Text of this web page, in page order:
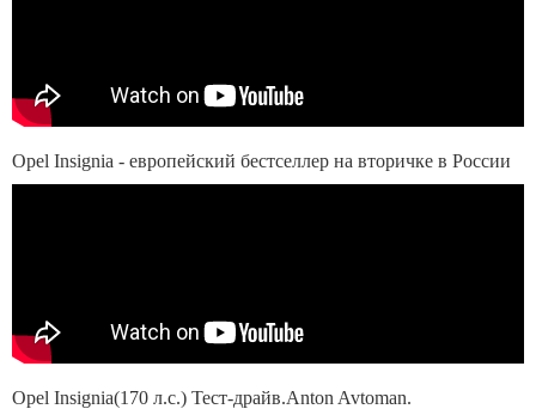
Opel Insignia - европейский бестселлер на вторичке в России
Opel Insignia(170 л.с.) Тест-драйв.Anton Avtoman.